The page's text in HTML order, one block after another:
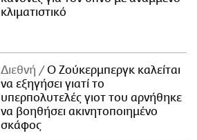
κλιματιστικό
Διεθνή
Ο Ζούκερμπεργκ καλείται
να εξηγήσει γιατί το
υπερπολυτελές γιοτ του αρνήθηκε
να βοηθήσει ακινητοποιημένο
σκάφος